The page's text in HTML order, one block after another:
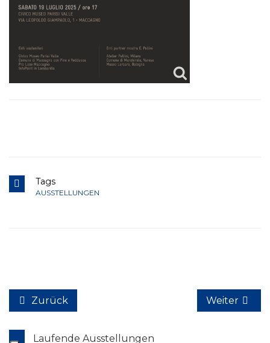
Tags
AUSSTELLUNGEN
Zurück Weiter
Laufende Ausstellungen